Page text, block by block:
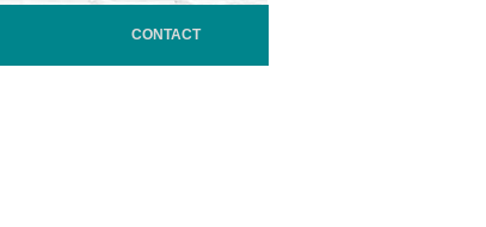
CONTACT